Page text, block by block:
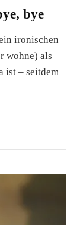
bye
ironischen
wohne) als
ist – seitdem